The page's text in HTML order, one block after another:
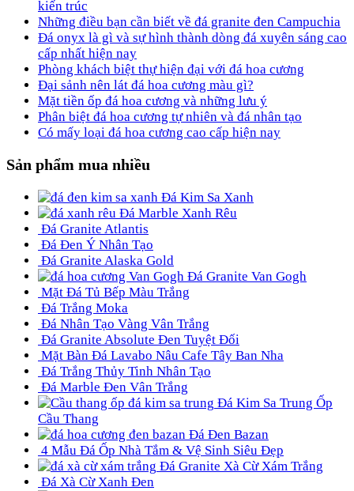
kiến trúc
Những điều bạn cần biết về đá granite đen Campuchia
Đá onyx là gì và sự hình thành dòng đá xuyên sáng cao
cấp nhất hiện nay
Phòng khách biệt thự hiện đại với đá hoa cương
Đại sảnh nên lát đá hoa cương màu gì?
Mặt tiền ốp đá hoa cương và những lưu ý
Phân biệt đá hoa cương tự nhiên và đá nhân tạo
Có mấy loại đá hoa cương cao cấp hiện nay
Sản phẩm mua nhiều
Đá Kim Sa Xanh
Đá Marble Xanh Rêu
Đá Granite Atlantis
Đá Đen Ý Nhân Tạo
Đá Granite Alaska Gold
Đá Granite Van Gogh
Mặt Đá Tủ Bếp Màu Trắng
Đá Trắng Moka
Đá Nhân Tạo Vàng Vân Trắng
Đá Granite Absolute Đen Tuyệt Đối
Mặt Bàn Đá Lavabo Nâu Cafe Tây Ban Nha
Đá Trắng Thủy Tinh Nhân Tạo
Đá Marble Đen Vân Trắng
Đá Kim Sa Trung Ốp
Cầu Thang
Đá Đen Bazan
4 Mẫu Đá Ốp Nhà Tắm & Vệ Sinh Siêu Đẹp
Đá Granite Xà Cừ Xám Trắng
Đá Xà Cừ Xanh Đen